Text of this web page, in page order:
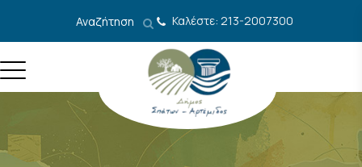
Αναζήτηση Καλέστε: 213-2007300